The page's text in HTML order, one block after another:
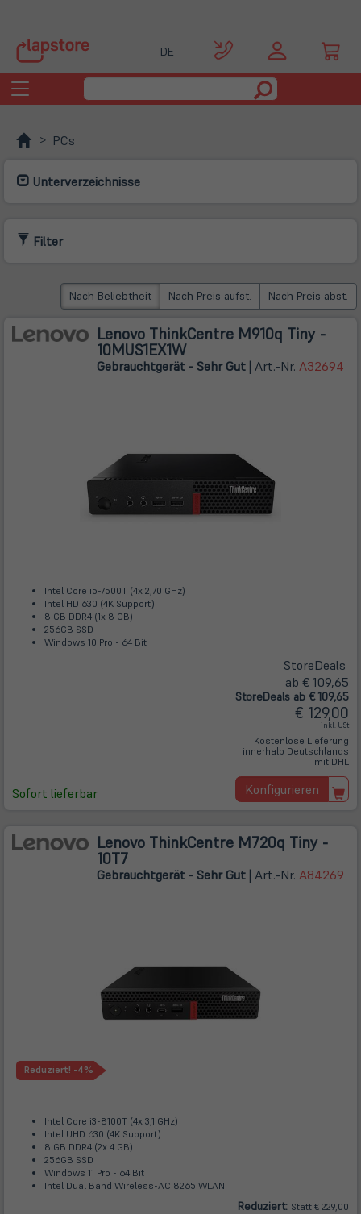
DE
Toggle
navigation
PCs
Unterverzeichnisse
Filter
Nach Beliebtheit Nach Preis aufst. Nach Preis abst.
Lenovo ThinkCentre M910q Tiny -
10MUS1EX1W
Gebrauchtgerät - Sehr Gut | Art.-Nr. A32694
Intel Core i5-7500T (4x 2,70 GHz)
Intel HD 630 (4K Support)
8 GB DDR4 (1x 8 GB)
256GB SSD
Windows 10 Pro - 64 Bit
Sofort lieferbar
StoreDeals
ab € 109,65
StoreDeals ab € 109,65
€ 129,00
inkl. USt
Kostenlose Lieferung
innerhalb Deutschlands
mit DHL
Konfigurieren
Lenovo ThinkCentre M720q Tiny -
10T7
Gebrauchtgerät - Sehr Gut | Art.-Nr. A84269
Reduziert! -4%
Intel Core i3-8100T (4x 3,1 GHz)
Intel UHD 630 (4K Support)
8 GB DDR4 (2x 4 GB)
256GB SSD
Windows 11 Pro - 64 Bit
Intel Dual Band Wireless-AC 8265 WLAN
Reduziert: Statt € 229,00